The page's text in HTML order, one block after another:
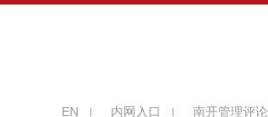
EN 内网入口 南开管理评论